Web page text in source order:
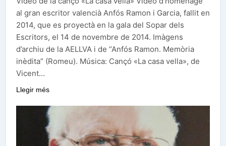
al gran escritor valencià Anfós Ramon i Garcia, fallit en
2014, que es proyectà en la gala del Sopar dels
Escritors, el 14 de novembre de 2014. Imàgens
d’archiu de la AELLVA i de “Anfós Ramon. Memòria
inèdita” (Romeu). Música: Cançó «La casa vella», de
Vicent…
Llegir més